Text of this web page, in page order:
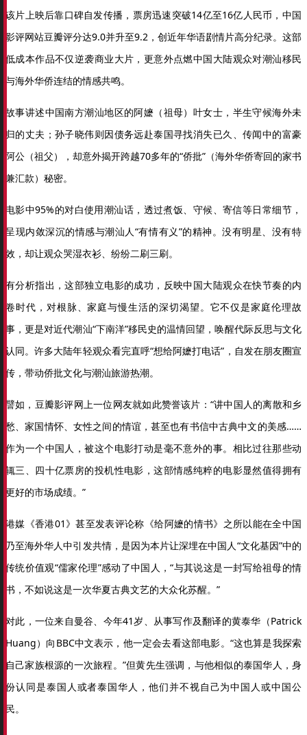
该片上映后靠口碑自发传播，票房迅速突破14亿至16亿人民币，中国
影评网站豆瓣评分达9.0并升至9.2，创近年华语剧情片高分纪录。这部
低成本作品不仅逆袭商业大片，更意外点燃中国大陆观众对潮汕移民
与海外华侨连结的情感共鸣。
故事讲述中国南方潮汕地区的阿嬷（祖母）叶女士，半生守候海外未
归的丈夫；孙子晓伟则因债务远赴泰国寻找消失已久、传闻中的富豪
阿公（祖父），却意外揭开跨越70多年的“侨批”（海外华侨寄回的家书
兼汇款）秘密。
电影中95%的对白使用潮汕话，透过煮饭、守候、寄信等日常细节，
呈现内敛深沉的情感与潮汕人“有情有义”的精神。没有明星、没有特
效，却让观众哭湿衣衫、纷纷二刷三刷。
有分析指出，这部独立电影的成功，反映中国大陆观众在快节奏的内
卷时代，对根脉、家庭与慢生活的深切渴望。它不仅是家庭伦理故
事，更是对近代潮汕“下南洋”移民史的温情回望，唤醒代际反思与文化
认同。许多大陆年轻观众看完直呼“想给阿嬷打电话”，自发在朋友圈宣
传，带动侨批文化与潮汕旅游热潮。
譬如，豆瓣影评网上一位网友就如此赞誉该片：“讲中国人的离散和乡
愁、家国情怀、女性之间的情谊，甚至也有书信中古典中文的美感……
作为一个中国人，被这个电影打动是毫不意外的事。相比过往那些动
辄三、四十亿票房的投机性电影，这部情感纯粹的电影显然值得拥有
更好的市场成绩。”
港媒《香港01》甚至发表评论称《给阿嬷的情书》之所以能在全中国
乃至海外华人中引发共情，是因为本片让深埋在中国人“文化基因”中的
传统价值观“儒家伦理”感动了中国人，“与其说这是一封写给祖母的情
书，不如说这是一次华夏古典文艺的大众化苏醒。”
对此，一位来自曼谷、今年41岁、从事写作及翻译的黄泰华（Patrick
Huang）向BBC中文表示，他一定会去看这部电影。“这也算是我探索
自己家族根源的一次旅程。”但黄先生强调，与他相似的泰国华人，身
份认同是泰国人或者泰国华人，他们并不视自己为中国人或中国公
民。